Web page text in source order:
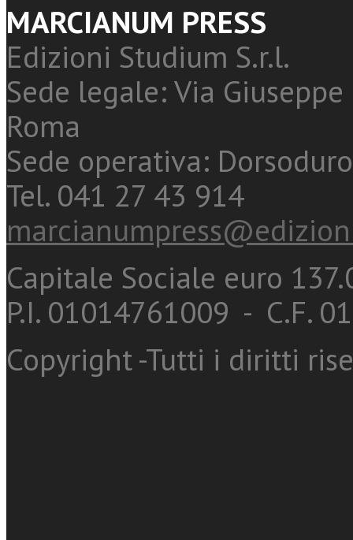
MARCIANUM PRESS
Edizioni Studium S.r.l.
Sede legale: Via
Roma
Sede operativa:
Tel. 041 27 43 914
Capitale Sociale euro
P.I. 01014761009 - C.F.
Copyright -Tutti i diritti